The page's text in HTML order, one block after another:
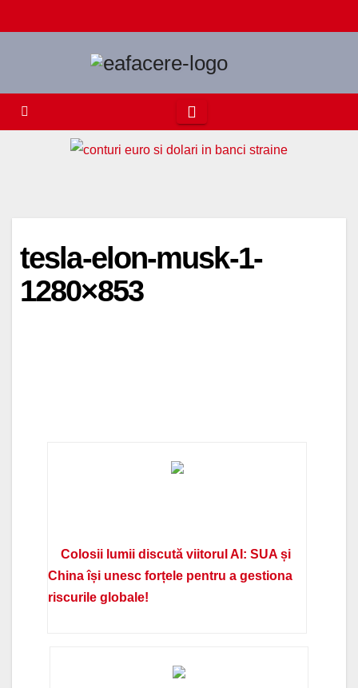
to
tesla-elon-musk-1-
1280×853
Colosii lumii discută viitorul AI: SUA și
China își unesc forțele pentru a gestiona
riscurile globale!